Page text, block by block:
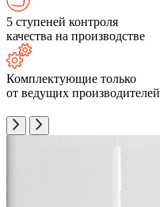
5 ступеней контроля
качества на производстве
Комплектующие только
от ведущих производителей